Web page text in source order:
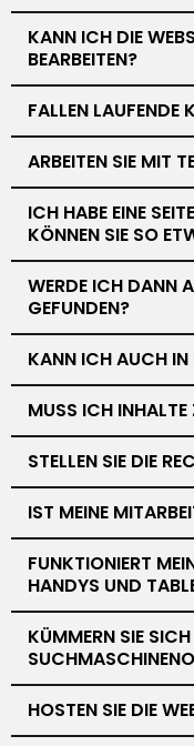
KANN ICH DIE
BEARBEITEN?
FALLEN LAUFENDE
ARBEITEN SIE MIT
ICH HABE EINE
KÖNNEN SIE SO
WERDE ICH DANN
GEFUNDEN?
KANN ICH AUCH IN
MUSS ICH INHALTE
STELLEN SIE DIE
IST MEINE
FUNKTIONIERT
HANDYS UND
KÜMMERN SIE
HOSTEN SIE DIE